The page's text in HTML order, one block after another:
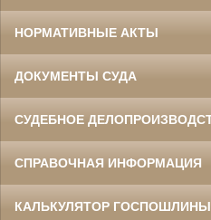
НОРМАТИВНЫЕ АКТЫ
ДОКУМЕНТЫ СУДА
СУДЕБНОЕ
СПРАВОЧНАЯ ИНФОРМАЦИЯ
КАЛЬКУЛЯТОР ГОСПОШЛИНЫ